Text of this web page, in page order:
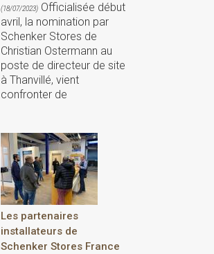
(18/07/2023) Officialisée début
avril, la nomination par
Schenker Stores de
Christian Ostermann au
poste de directeur de site
à Thanvillé, vient
confronter de
Les partenaires
installateurs de
Schenker Stores France